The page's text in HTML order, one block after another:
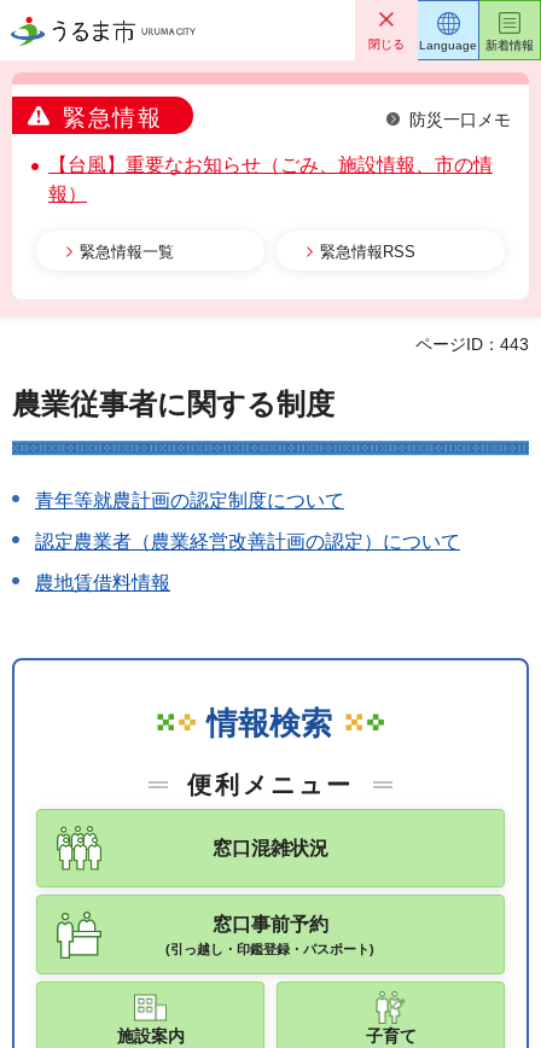
うるま市 閉じる
緊急情報 防災一口メモ
【台風】重要なお知らせ（ごみ、施設情報、市の情
報）
緊急情報一覧 緊急情報RSS
Language 新着情報
ページID：443
農業従事者に関する制度
青年等就農計画の認定制度について
認定農業者（農業経営改善計画の認定）について
農地賃借料情報
情報検索
便利メニュー
窓口混雑状況
窓口事前予約
(引っ越し・印鑑登録・パスポート)
施設案内 子育て